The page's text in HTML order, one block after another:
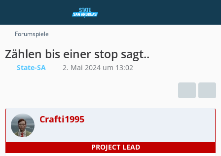
Forumspiele
Zählen bis einer stop sagt..
State-SA 2. Mai 2024 um 13:02
Crafti1995